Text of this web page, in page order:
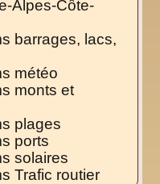
Alpes-Côte-
barrages, lacs,
météo
monts et
plages
ports
solaires
Trafic routier